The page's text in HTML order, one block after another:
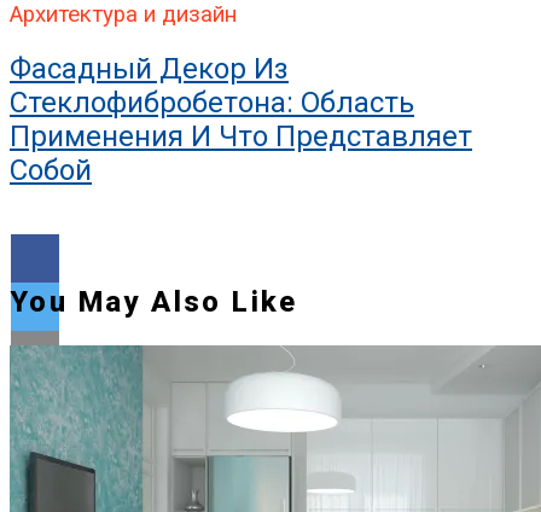
Архитектура и дизайн
Фасадный Декор Из
Стеклофибробетона: Область
Применения И Что Представляет
Собой
Flipboard
Reddit
You May Also Like